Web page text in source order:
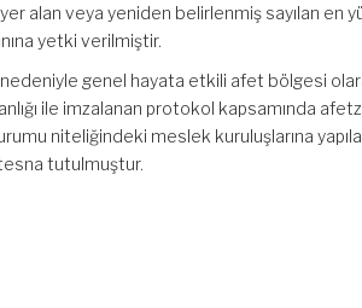
alan veya yeniden belirlenmiş sayılan en
yetki verilmiştir.
genel hayata etkili afet bölgesi
ile imzalanan protokol kapsamında
niteliğindeki meslek kuruluşlarına
tutulmuştur.